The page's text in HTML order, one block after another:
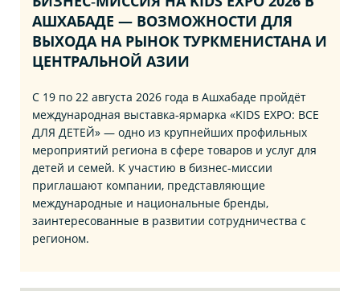
АШХАБАДЕ — ВОЗМОЖНОСТИ ДЛЯ
ВЫХОДА НА РЫНОК ТУРКМЕНИСТАНА И
ЦЕНТРАЛЬНОЙ АЗИИ
С 19 по 22 августа 2026 года в Ашхабаде пройдёт
международная выставка‑ярмарка «KIDS EXPO: ВСЕ
ДЛЯ ДЕТЕЙ» — одно из крупнейших профильных
мероприятий региона в сфере товаров и услуг для
детей и семей. К участию в бизнес‑миссии
приглашают компании, представляющие
международные и национальные бренды,
заинтересованные в развитии сотрудничества с
регионом.